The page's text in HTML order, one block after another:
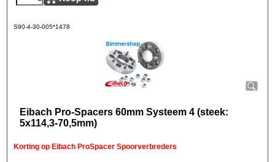
S90-4-30-005*1478
Eibach Pro-Spacers 60mm Systeem 4 (steek:
5x114,3-70,5mm)
Korting op Eibach ProSpacer Spoorverbreders